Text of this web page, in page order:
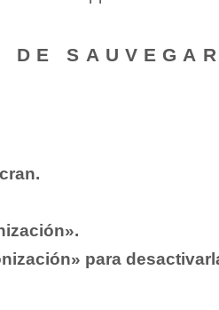
DE
para